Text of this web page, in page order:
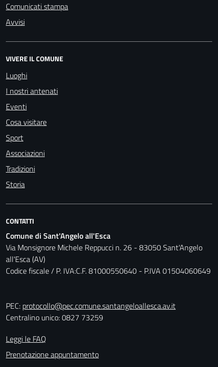
Comunicati stampa
Avvisi
VIVERE IL COMUNE
Luoghi
I nostri antenati
Eventi
Cosa visitare
Sport
Associazioni
Tradizioni
Storia
CONTATTI
Comune di Sant'Angelo all'Esca
Via Monsignore Michele Reppucci n. 26 - 83050 Sant'Angelo
all'Esca (AV)
Codice fiscale / P. IVA:C.F. 81000550640 - P.IVA 01504060649
PEC: protocollo@pec.comune.santangeloallesca.av.it
Centralino unico: 0827 73259
Leggi le FAQ
Prenotazione appuntamento